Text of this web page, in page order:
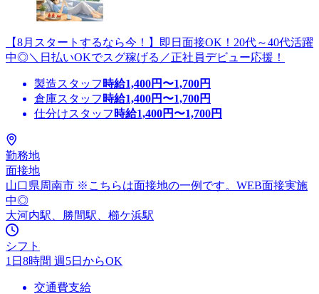
【8月スタートするなら今！】即日面接OK！20代～40代活躍
中◎＼日払いOKでスグ稼げる／正社員デビュー応援！
製造スタッフ 時給1,400円〜1,700円
倉庫スタッフ 時給1,400円〜1,700円
仕分けスタッフ 時給1,400円〜1,700円
勤務地
面接地
山口県周南市 ※こちらは面接地の一例です。WEB面接実施
中◎
大河内駅、勝間駅、櫛ケ浜駅
シフト
1日8時間 週5日からOK
交通費支給